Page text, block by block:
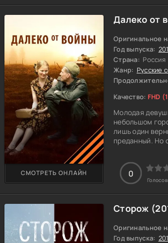
Далеко от
Оригинальное
Год выпуска:
Страна: Россия
Жанр: Русские
Качество: FHD
Молодая
небольшом
лишь один
преданный. Но
Желая спасти
вскоре
молодой
счастье двух
приказ о ее
они больше не
СМОТРЕТЬ ОНЛАЙН 0
Голосов:
Сторож
Оригинальное
Год выпуска: